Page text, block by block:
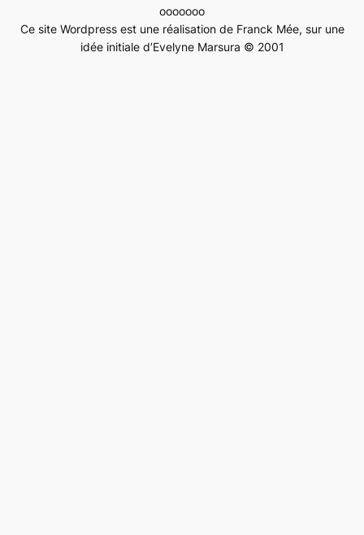
ooooooo
Ce site Wordpress est une réalisation de Franck Mée, sur une
idée initiale d’Evelyne Marsura © 2001